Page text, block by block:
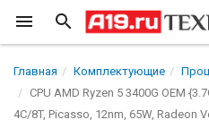
Главная Комплектующие
CPU AMD Ryzen 5 3400G OEM
4C/8T, Picasso, 12nm, 65W, Radeon